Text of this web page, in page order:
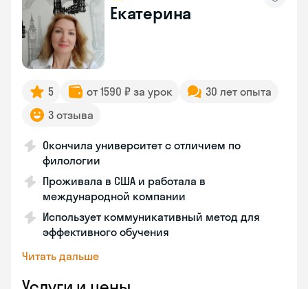
Екатерина
5 от 1590 ₽ за урок
30 лет опыта
3 отзыва
Окончила университет с отличием по
филологии
Проживала в США и работала в
международной компании
Использует коммуникативный метод для
эффективного обучения
Читать дальше